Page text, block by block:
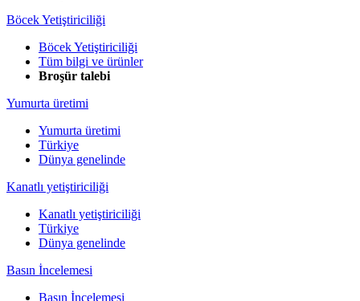
Böcek Yetiştiriciliği
Böcek Yetiştiriciliği
Tüm bilgi ve ürünler
Broşür talebi
Yumurta üretimi
Yumurta üretimi
Türkiye
Dünya genelinde
Kanatlı yetiştiriciliği
Kanatlı yetiştiriciliği
Türkiye
Dünya genelinde
Basın İncelemesi
Basın İncelemesi